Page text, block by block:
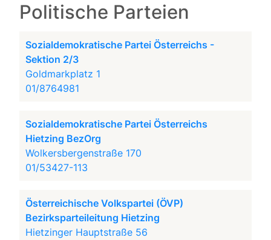
Politische Parteien
Sozialdemokratische Partei Österreichs -
Sektion 2/3
Goldmarkplatz 1
01/8764981
Sozialdemokratische Partei Österreichs
Hietzing BezOrg
Wolkersbergenstraße 170
01/53427-113
Österreichische Volkspartei (ÖVP)
Bezirksparteileitung Hietzing
Hietzinger Hauptstraße 56